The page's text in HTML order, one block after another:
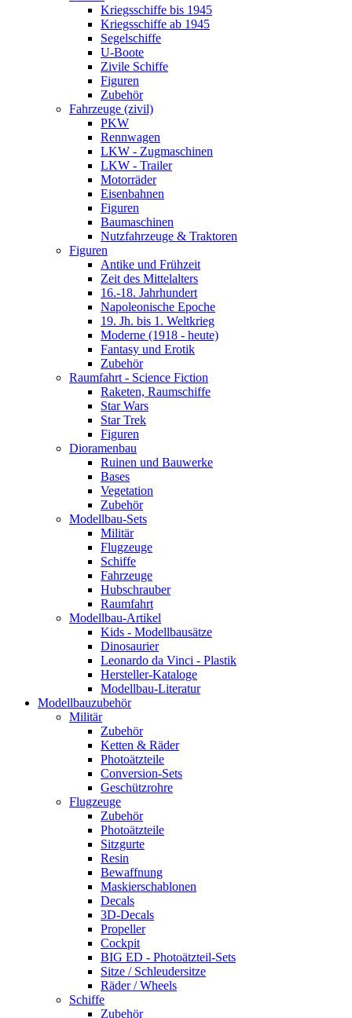
Kriegsschiffe bis 1945
Kriegsschiffe ab 1945
Segelschiffe
U-Boote
Zivile Schiffe
Figuren
Zubehör
Fahrzeuge (zivil)
PKW
Rennwagen
LKW - Zugmaschinen
LKW - Trailer
Motorräder
Eisenbahnen
Figuren
Baumaschinen
Nutzfahrzeuge & Traktoren
Figuren
Antike und Frühzeit
Zeit des Mittelalters
16.-18. Jahrhundert
Napoleonische Epoche
19. Jh. bis 1. Weltkrieg
Moderne (1918 - heute)
Fantasy und Erotik
Zubehör
Raumfahrt - Science Fiction
Raketen, Raumschiffe
Star Wars
Star Trek
Figuren
Dioramenbau
Ruinen und Bauwerke
Bases
Vegetation
Zubehör
Modellbau-Sets
Militär
Flugzeuge
Schiffe
Fahrzeuge
Hubschrauber
Raumfahrt
Modellbau-Artikel
Kids - Modellbausätze
Dinosaurier
Leonardo da Vinci - Plastik
Hersteller-Kataloge
Modellbau-Literatur
Modellbauzubehör
Militär
Zubehör
Ketten & Räder
Photoätzteile
Conversion-Sets
Geschützrohre
Flugzeuge
Zubehör
Photoätzteile
Sitzgurte
Resin
Bewaffnung
Maskierschablonen
Decals
3D-Decals
Propeller
Cockpit
BIG ED - Photoätzteil-Sets
Sitze / Schleudersitze
Räder / Wheels
Schiffe
Zubehör